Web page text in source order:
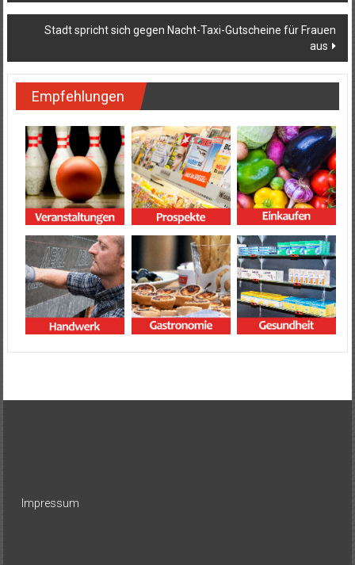
Stadt spricht sich gegen Nacht-Taxi-Gutscheine für Frauen
aus
Empfehlungen
Impressum